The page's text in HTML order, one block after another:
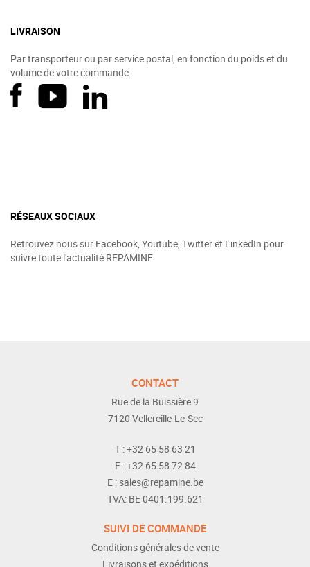
LIVRAISON
Par transporteur ou par service postal, en fonction du poids et du
volume de votre commande.
RÉSEAUX SOCIAUX
Retrouvez nous sur Facebook, Youtube, Twitter et LinkedIn pour
suivre toute l'actualité REPAMINE.
CONTACT
Rue de la Buissière 9
7120 Vellereille-Le-Sec
T :+32 65 58 63 21
F :+32 65 58 72 84
E :sales@repamine.be
TVA: BE 0401.199.621
SUIVI DE COMMANDE
Conditions générales de vente
Livraisons et expéditions